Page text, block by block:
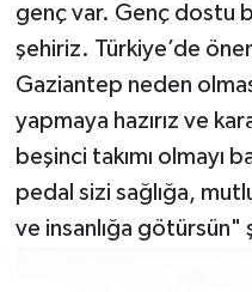
genç var. Genç dostu
şehiriz. Türkiye’de
Gaziantep neden
yapmaya hazırız ve
beşinci takımı olmayı
pedal sizi sağlığa,
ve insanlığa götürsün"